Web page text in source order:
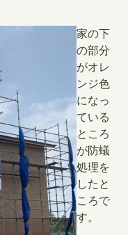
​家の下
の部分
がオレ
ンジ色
になっ
ている
ところ
が防蟻
処理を
したと
ころで
す。